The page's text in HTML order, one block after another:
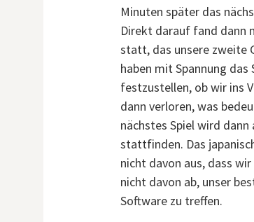
Minuten später das
Direkt darauf fand dann
statt, das unsere zweite
haben mit Spannung
festzustellen, ob wir ins
dann verloren, was
nächstes Spiel wird
stattfinden. Das
nicht davon aus, dass
nicht davon ab, unser
Software zu treffen.